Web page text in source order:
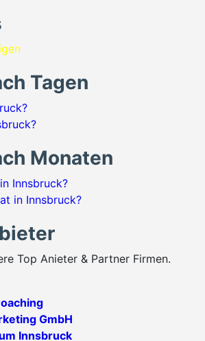
Tagen
Monaten
Innsbruck?
in Innsbruck?
Top Anieter & Partner Firmen.
GmbH
Innsbruck